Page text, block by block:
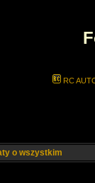
RC
o wszystkim